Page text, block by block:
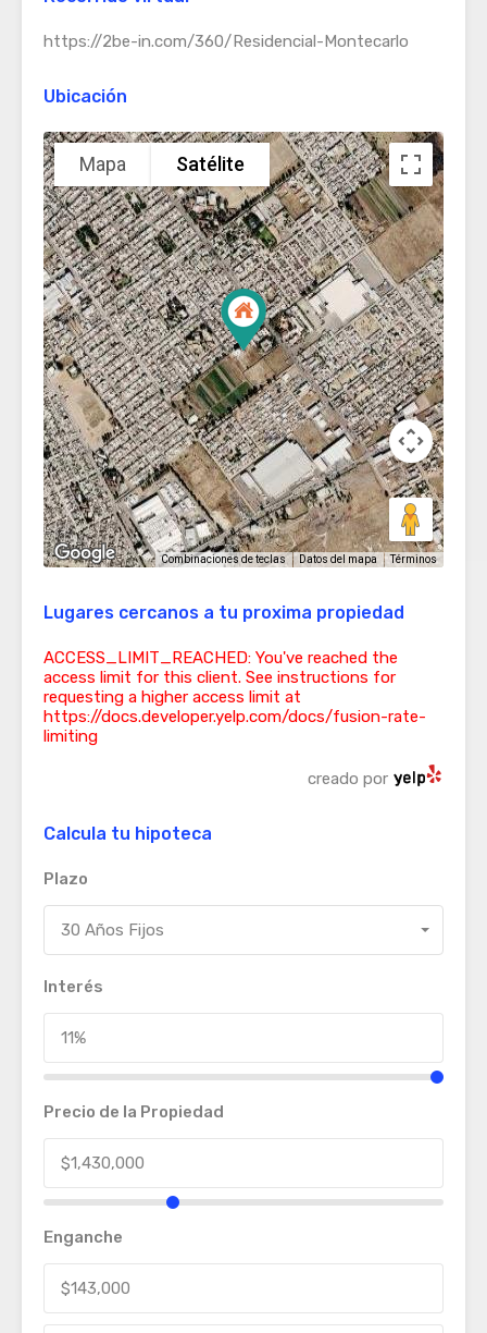
https://2be-in.com/360/Residencial-Montecarlo
Ubicación
Mapa Satélite
Combinaciones de teclas Datos del mapa Términos
Lugares cercanos a tu proxima propiedad
ACCESS_LIMIT_REACHED: You've reached the
access limit for this client. See instructions for
requesting a higher access limit at
https://docs.developer.yelp.com/docs/fusion-rate-
limiting
creado por
Calcula tu hipoteca
Plazo
30 Años Fijos
Interés
Precio de la Propiedad
Enganche